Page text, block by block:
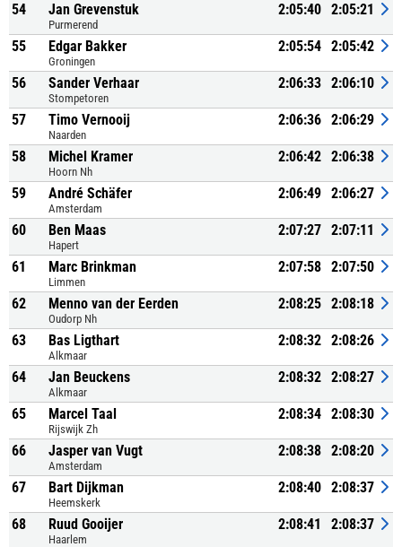
54 Jan Grevenstuk
Purmerend
2:05:40 2:05:21
55 Edgar Bakker
Groningen
2:05:54 2:05:42
56 Sander Verhaar
Stompetoren
2:06:33 2:06:10
57 Timo Vernooij
Naarden
2:06:36 2:06:29
58 Michel Kramer
Hoorn Nh
2:06:42 2:06:38
59 André Schäfer
Amsterdam
2:06:49 2:06:27
60 Ben Maas
Hapert
2:07:27 2:07:11
61 Marc Brinkman
Limmen
2:07:58 2:07:50
62 Menno van der Eerden
Oudorp Nh
2:08:25 2:08:18
63 Bas Ligthart
Alkmaar
2:08:32 2:08:26
64 Jan Beuckens
Alkmaar
2:08:32 2:08:27
65 Marcel Taal
Rijswijk Zh
2:08:34 2:08:30
66 Jasper van Vugt
Amsterdam
2:08:38 2:08:20
67 Bart Dijkman
Heemskerk
2:08:40 2:08:37
68 Ruud Gooijer
Haarlem
2:08:41 2:08:37